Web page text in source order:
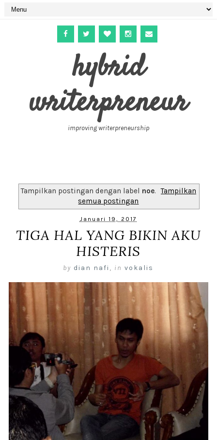
hybrid
writerpreneur
improving writerpreneurship
Tampilkan postingan dengan label noe.
Tampilkan
semua postingan
Januari 19, 2017
TIGA HAL YANG BIKIN AKU
HISTERIS
by dian nafi , in vokalis